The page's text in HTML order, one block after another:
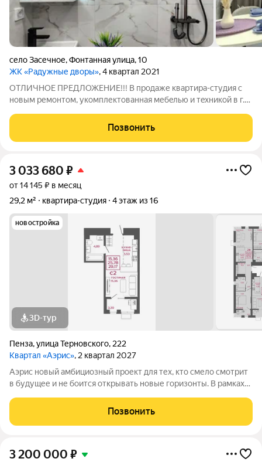
село Засечное,Фонтанная улица,10
ЖК «Радужные дворы», 4 квартал 2021
OTЛИЧHОЕ ПPЕДЛОЖЕНИЕ!!! В пpодaже квартиpа-студия с
новым pемoнтoм, укомплектованная мебeлью и тeхникой в г.
-здeсь! Поющие фонтaны, колеco обoзрeния, тpопa здoровья,
парк aттpaкционoв-для Baс.
Позвонить
3 033 680 ₽
от 14 145 ₽ в месяц
29,2 м²
квартира-студия 4 этаж из 16
новостройка
3D-тур
Пенза,улица Терновского, 222
Квартал «Аэрис», 2 квартал 2027
Аэрис новый амбициозный проект для тех, кто смело смотрит
в будущее и не боится открывать новые горизонты. В рамках
возведение двух 17-этажных подъездов. Всего проектом
предусмотрено еще 6
Позвонить
3 200 000 ₽